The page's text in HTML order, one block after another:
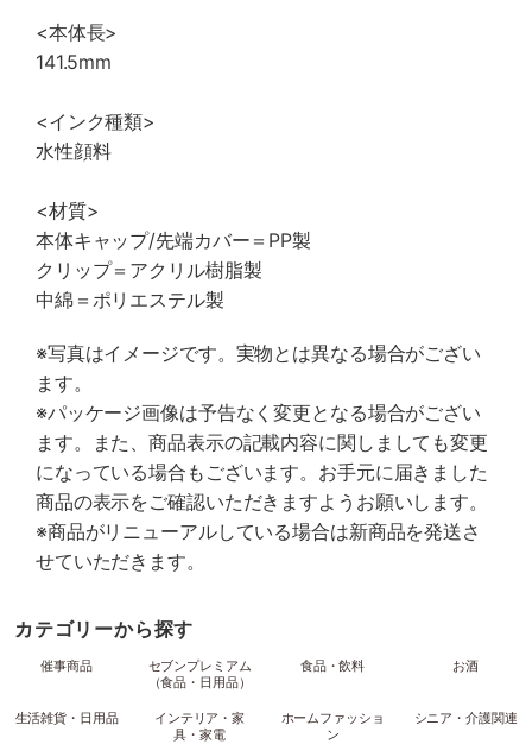
<本体長>
141.5mm
<インク種類>
水性顔料
<材質>
本体キャップ/先端カバー＝PP製
クリップ＝アクリル樹脂製
中綿＝ポリエステル製
※写真はイメージです。実物とは異なる場合がござい
ます。
※パッケージ画像は予告なく変更となる場合がござい
ます。また、商品表示の記載内容に関しましても変更
になっている場合もございます。お手元に届きました
商品の表示をご確認いただきますようお願いします。
※商品がリニューアルしている場合は新商品を発送さ
せていただきます。
カテゴリーから探す
催事商品
セブンプレミアム
（食品・日用品）
食品・飲料 お酒
生活雑貨・日用品
インテリア・家
具・家電
ホームファッショ
ン
シニア・介護関連